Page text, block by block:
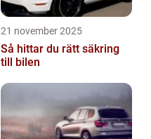
21 november 2025
Så hittar du rätt säkring
till bilen